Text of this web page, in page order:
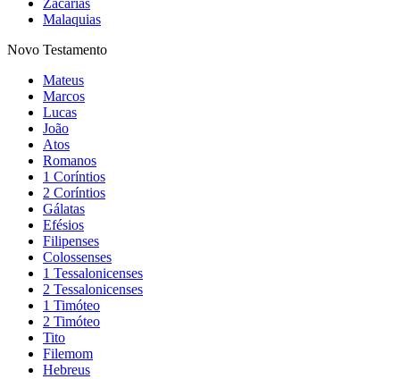
Zacarias
Malaquias
Novo Testamento
Mateus
Marcos
Lucas
João
Atos
Romanos
1 Coríntios
2 Coríntios
Gálatas
Efésios
Filipenses
Colossenses
1 Tessalonicenses
2 Tessalonicenses
1 Timóteo
2 Timóteo
Tito
Filemom
Hebreus